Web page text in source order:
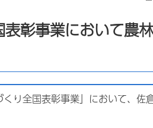
彰事業において農
り全国表彰事業」において、佐